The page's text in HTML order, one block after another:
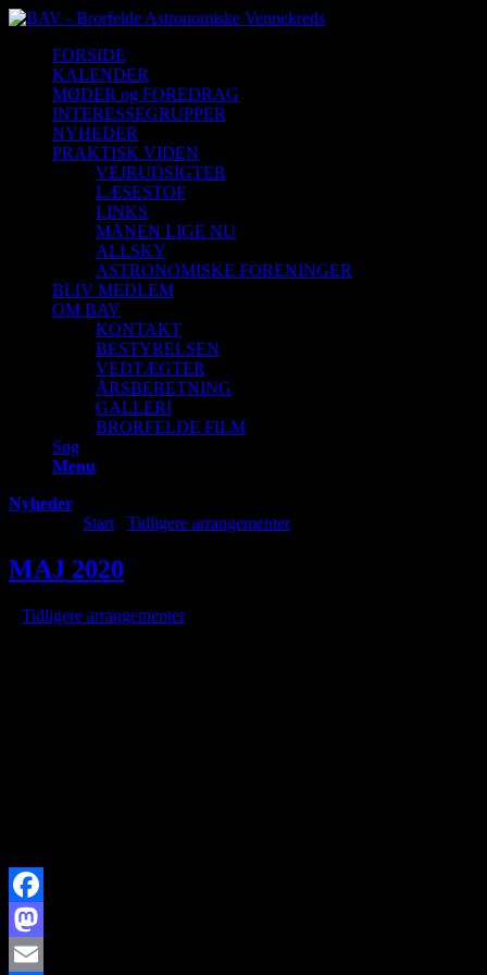
FORSIDE
KALENDER
MØDER og FOREDRAG
INTERESSEGRUPPER
NYHEDER
PRAKTISK VIDEN
VEJRUDSIGTER
LÆSESTOF
LINKS
MÅNEN LIGE NU
ALLSKY
ASTRONOMISKE FORENINGER
BLIV MEDLEM
OM BAV
KONTAKT
BESTYRELSEN
VEDTÆGTER
ÅRSBERETNING
GALLERI
BRORFELDE FILM
Søg
Menu
Nyheder
Start Tidligere arrangementer
MAJ 2020
Tidligere arrangementer
Facebook
Mastodon